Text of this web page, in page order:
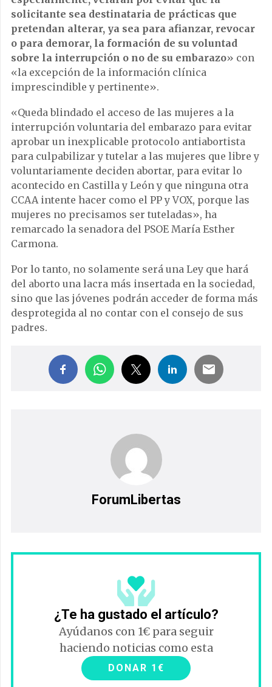
solicitante sea destinataria de prácticas que
pretendan alterar, ya sea para afianzar, revocar
o para demorar, la formación de su voluntad
sobre la interrupción o no de su embarazo» con
«la excepción de la información clínica
imprescindible y pertinente».
«Queda blindado el acceso de las mujeres a la
interrupción voluntaria del embarazo para evitar
aprobar un inexplicable protocolo antiabortista
para culpabilizar y tutelar a las mujeres que libre y
voluntariamente deciden abortar, para evitar lo
acontecido en Castilla y León y que ninguna otra
CCAA intente hacer como el PP y VOX, porque las
mujeres no precisamos ser tuteladas», ha
remarcado la senadora del PSOE María Esther
Carmona.
Por lo tanto, no solamente será una Ley que hará
del aborto una lacra más insertada en la sociedad,
sino que las jóvenes podrán acceder de forma más
desprotegida al no contar con el consejo de sus
padres.
ForumLibertas
¿Te ha gustado el artículo?
Ayúdanos con 1€ para seguir
haciendo noticias como esta
DONAR 1€